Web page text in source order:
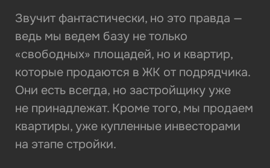
Звучит фантастически, но это правда —
ведь мы ведем базу не только
«свободных» площадей, но и квартир,
которые продаются в ЖК от подрядчика.
Они есть всегда, но застройщику уже
не принадлежат. Кроме того, мы продаем
квартиры, уже купленные инвесторами
на этапе стройки.